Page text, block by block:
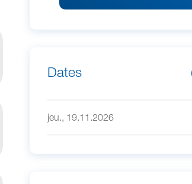
Dates
jeu., 19.11.2026